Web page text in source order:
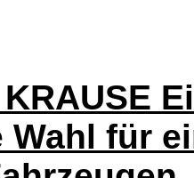
Wahl für